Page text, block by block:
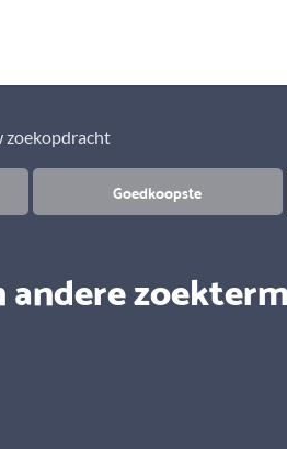
Plan een
zoekopdracht
Goedkoopste